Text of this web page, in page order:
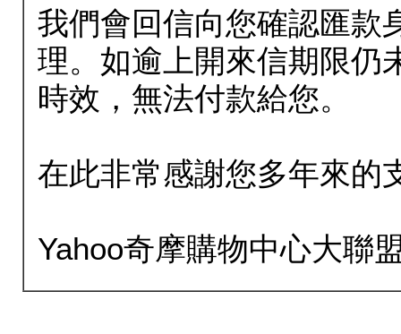
我們會回信向您確認匯款
理。如逾上開來信期限仍
時效，無法付款給您。
在此非常感謝您多年來的
Yahoo奇摩購物中心大